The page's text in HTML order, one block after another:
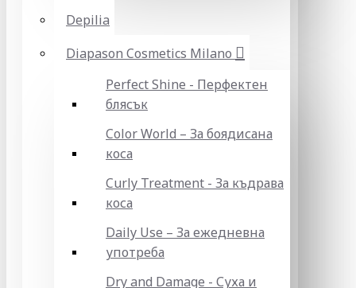
Depilia
Diapason Cosmetics Milano
Perfect Shine - Перфектен
блясък
Color World – За боядисана
коса
Curly Treatment - За къдрава
коса
Daily Use – За ежедневна
употреба
Dry and Damage - Суха и